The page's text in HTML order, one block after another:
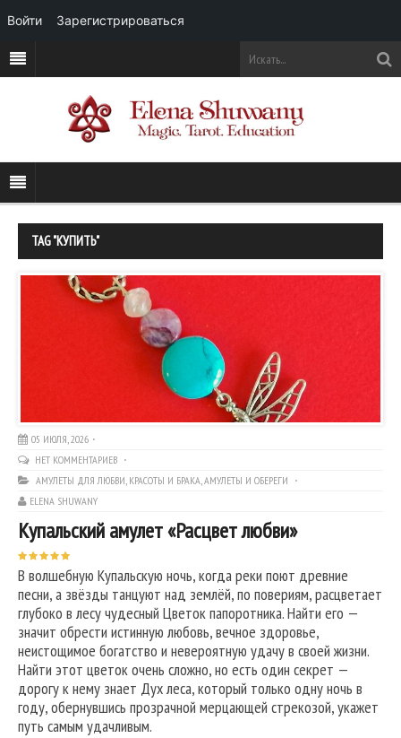
TAG "КУПИТЬ"
05 ИЮЛЯ, 2026
НЕТ КОММЕНТАРИЕВ
АМУЛЕТЫ ДЛЯ ЛЮБВИ, КРАСОТЫ И БРАКА,АМУЛЕТЫ И ОБЕРЕГИ
ELENA SHUWANY
Купальский амулет «Расцвет любви»
В волшебную Купальскую ночь, когда реки поют древние
песни, а звёзды танцуют над землёй, по повериям, расцветает
глубоко в лесу чудесный Цветок папоротника. Найти его —
значит обрести истинную любовь, вечное здоровье,
неистощимое богатство и невероятную удачу в своей жизни.
Найти этот цветок очень сложно, но есть один секрет —
дорогу к нему знает Дух леса, который только одну ночь в
году, обернувшись прозрачной мерцающей стрекозой, укажет
путь самым удачливым.
Войти Зарегистрироваться